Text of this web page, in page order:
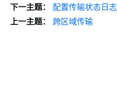
下一主题：
配置传输状态日
上一主题：
跨区域传输